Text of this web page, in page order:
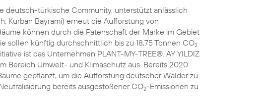
deutsch-türkische Community, unterstützt anlässlich
Kurban Bayrami) erneut die Aufforstung von
können durch die Patenschaft der Marke im Gebiet
sollen künftig durchschnittlich bis zu 18,75 Tonnen CO2
ist das Unternehmen PLANT-MY-TREE®. AY YILDIZ
Bereich Umwelt- und Klimaschutz aus. Bereits 2020
gepflanzt, um die Aufforstung deutscher Wälder zu
bereits ausgestoßener CO2-Emissionen zu